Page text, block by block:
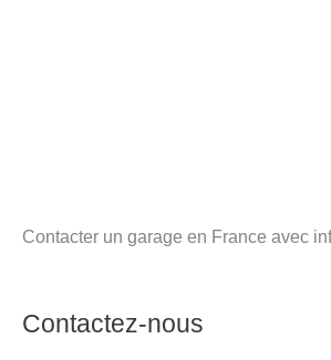
Contacter un garage en France avec
Contactez-nous